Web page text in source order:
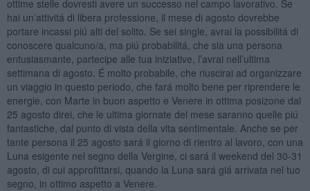
ottime stelle dovresti avere un successo nel campo lavorativo. Se
hai un’attivitá di libera professione, il mese di agosto dovrebbe
portare incassi piú alti del solito. Se sei single, avrai la possibilitá di
conoscere qualcuno/a, ma piú probabilitá, che sia una persona
entusiasmante, partecipe alle tua iniziative, l’avrai nell’ultima
settimana di agosto. É molto probabile, che riuscirai ad organizzare
un viaggio in questo periodo, che fará molto bene per riprendere le
energie, con Marte in buon aspetto e Venere in ottima posizone dal
25 agosto direi, che le ultima giornate del mese saranno quelle piú
fantastiche, dal punto di vista della vita sentimentale. Anche se per
tante persona il 25 agosto sará il giorno di rientro al lavoro, con una
Luna esigente nel segno della Vergine, ci sará il weekend del 30-31
agosto, di cui approfittarsi, quando la Luna sará giá arrivata nel tuo
segno, in ottimo aspetto a Venere.